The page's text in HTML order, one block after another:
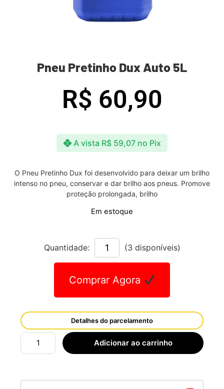
Pneu Pretinho Dux Auto 5L
R$ 60,90
A vista R$59,07 no Pix
O Pneu Pretinho Dux foi desenvolvido para deixar um brilho
intenso no pneu, conservar e dar brilho aos pneus. Promove
proteção prolongada, brilho
Em estoque
Quantidade: (3 disponíveis)
Comprar Agora
Detalhes do parcelamento
Adicionar ao carrinho